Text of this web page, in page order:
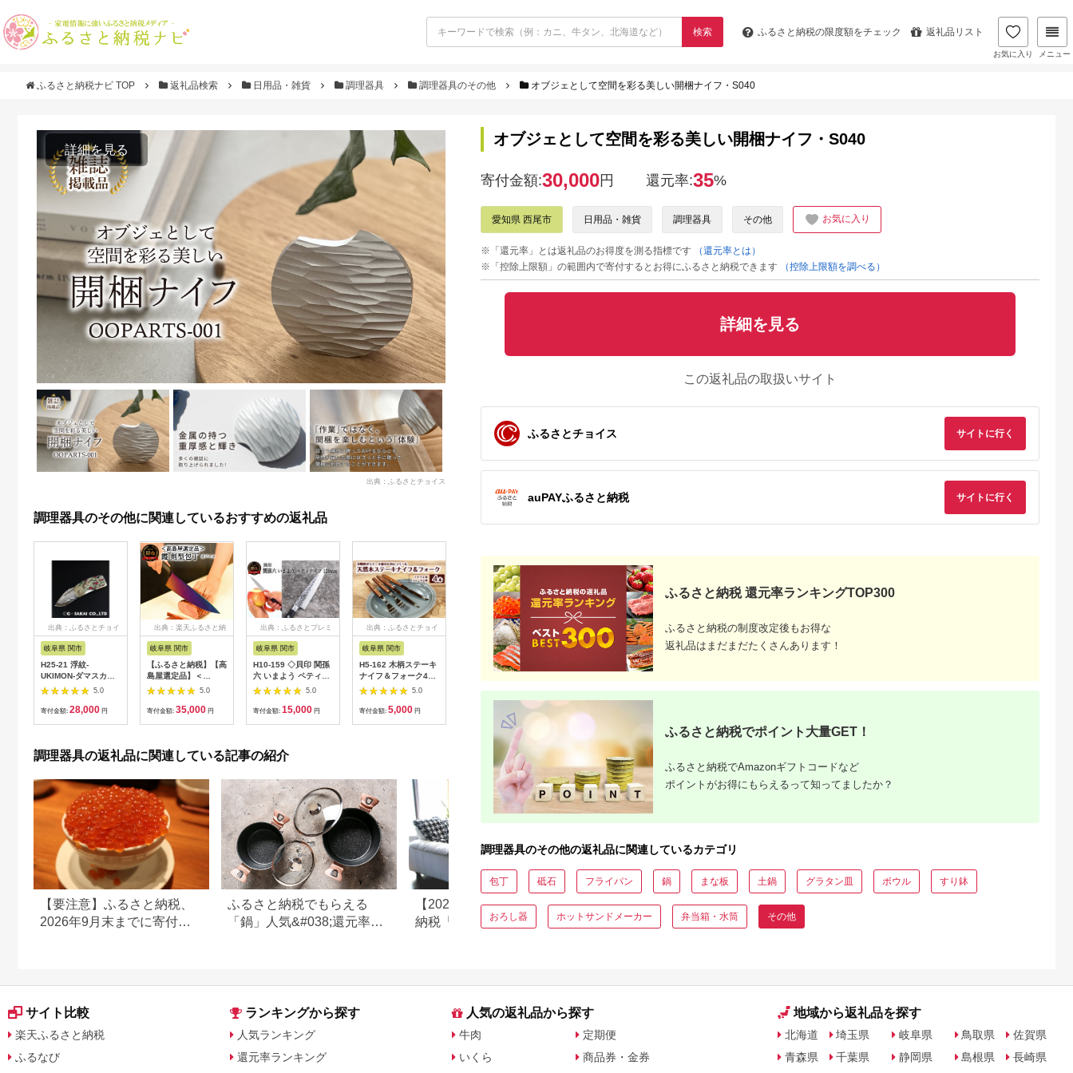
検索 ふるさと納税の限度額をチェック 返礼品リスト
お気に入り メニュー
ふるさと納税ナビ TOP 返礼品検索 日用品・雑貨 調理器具 調理器具のその他 オブジェとして空間を彩る美しい開梱ナイフ・S040
詳細を見る
出典：ふるさとチョイス
調理器具のその他に関連しているおすすめの返礼品
出典：ふるさとチョイ
岐阜県 関市
H25-21 浮紋-
UKIMON-ダマスカス
【山茶花（さざん
5.0
寄付金額: 28,000 円
出典：楽天ふるさと納
岐阜県 関市
【ふるさと納税】【高
島屋選定品】＜
SUMIKAMA (スミカ
マ)＞ 霞 剣型包丁
（チタンコーティン
5.0
寄付金額: 35,000 円
出典：ふるさとプレミ
岐阜県 関市
H10-159 ◇貝印 関孫
六 いまよう ペティナ
イフ 120ｍｍ
5.0
寄付金額: 15,000 円
出典：ふるさとチョイ
岐阜県 関市
H5-162 木柄ステーキ
ナイフ＆フォーク4本
セット（ナイフ×2、
フォーク×2）
5.0
寄付金額: 5,000 円
出典：楽天ふるさと納
税
岐阜県 関市
【ふるさと納税】【ミ
5.0
出典：ふるなび
岐阜県 関市
【スパイダルコ】エン
フ）
5.0
寄付金額:
出典：ふるさとプレミ
アム
岐阜県 関市
5.0
出典：ふるなび
兵庫県 小野市
5.0 5.0
調理器具の返礼品に関連している記事の紹介
【要注意】ふるさと納税、
2026年9月末までに寄付し
ふるさと納税でもらえる
「鍋」人気&#038;還元率ラ
【2026年最新版】ふるさと
納税「食べ物以外」返礼品
ふるさと納税「一人暮ら
し」よかったもの特集。お
オブジェとして空間を彩る美しい開梱ナイフ・S040
寄付金額:30,000円 還元率:35%
愛知県 西尾市 日用品・雑貨 調理器具 その他 お気に入り
※「還元率」とは返礼品のお得度を測る指標です
（還元率とは）
※「控除上限額」の範囲内で寄付するとお得にふるさと納税できます
（控除上限額を調べる）
詳細を見る
この返礼品の取扱いサイト
ふるさとチョイス サイトに行く
auPAYふるさと納税 サイトに行く
ふるさと納税 還元率ランキングTOP300
ふるさと納税の制度改定後もお得な
返礼品はまだまだたくさんあります！
ふるさと納税でポイント大量GET！
ふるさと納税でAmazonギフトコードなど
ポイントがお得にもらえるって知ってましたか？
調理器具のその他の返礼品に関連しているカテゴリ
包丁 砥石 フライパン 鍋 まな板 土鍋 グラタン皿 ボウル すり鉢
おろし器 ホットサンドメーカー 弁当箱・水筒 その他
サイト比較
楽天ふるさと納税
ふるなび
ランキングから探す
人気ランキング
還元率ランキング
人気の返礼品から探す
牛肉
いくら
定期便
商品券・金券
地域から返礼品を探す
北海道
青森県
埼玉県
千葉県
岐阜県
静岡県
鳥取県
島根県
佐賀県
長崎県